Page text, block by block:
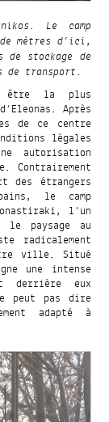
Le camp
mètres d’ici,
stockage de
de transport.
être la plus
Après
de ce centre
légales
autorisation
Contrairement
des étrangers
le camp
l’un
le paysage au
radicalement
ville. Situé
une intense
derrière eux
peut pas dire
adapté à